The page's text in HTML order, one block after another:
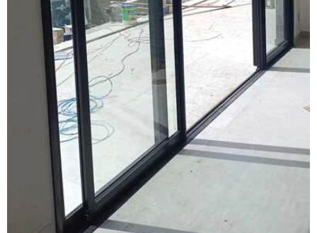
Esquadrias de alumínio isolamento acústico
Esquadrias de alumínio janelas e portas
Esquadrias de alumínio janelas valor
Esquadrias de alumínio maxim ar
Esquadrias de alumínio sob medida
Esquadrias de alumínio sob medida preço
Esquadrias de alumínio sob medida são paulo